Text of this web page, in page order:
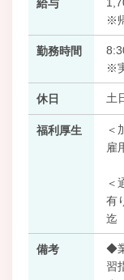
給与
※
勤務時間
※
休日 土
福利厚生
＜
雇
＜
有
迄
備考
◆
習